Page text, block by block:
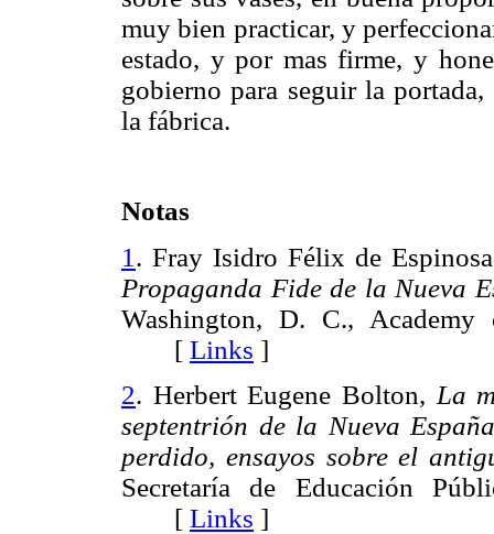
muy bien practicar, y
estado, y por mas firme, y
gobierno para seguir la
la fábrica.
Notas
1 . Fray Isidro Félix de
Propaganda Fide de la Nueva
Washington, D. C., Academy
[ Links ]
2. Herbert Eugene Bolton, La
septentrión de la Nueva
perdido, ensayos sobre el
Secretaría de Educación
[ Links ]